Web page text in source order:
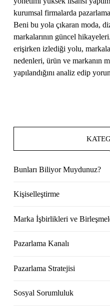
kurumsal firmalarda
Beni bu yola çıkaran moda,
markalarının güncel
erişirken izlediği yolu,
nedenleri, ürün ve markanın
yapılandığını analiz edip
Bunları Biliyor Muydunuz?
Kişiselleştirme
Marka İşbirlikleri ve
Pazarlama Kanalı
Pazarlama Stratejisi
Sosyal Sorumluluk